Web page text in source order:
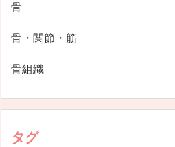
骨
骨・関節・筋
骨組織
タグ